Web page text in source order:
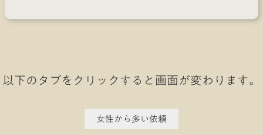
以下のタブをクリックすると画面が変わります。
女性から多い依頼